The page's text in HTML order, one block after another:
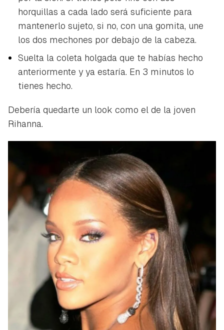
horquillas a cada lado será suficiente para
mantenerlo sujeto, si no, con una gomita, une
los dos mechones por debajo de la cabeza.
Suelta la coleta holgada que te habías hecho
anteriormente y ya estaría. En 3 minutos lo
tienes hecho.
Debería quedarte un look como el de la joven
Rihanna.